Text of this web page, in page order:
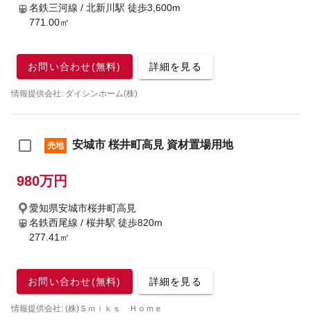
名鉄三河線 / 北新川駅 徒歩3,600m
771.00㎡
お問い合わせ(無料) 詳細を見る
情報提供会社: ダイシンホーム(株)
売地 安城市 桜井町高見 資材置場用地
980万円
愛知県安城市桜井町高見
名鉄西尾線 / 桜井駅 徒歩820m
277.41㎡
お問い合わせ(無料) 詳細を見る
情報提供会社: (株)Ｓｍｉｋｓ Ｈｏｍｅ